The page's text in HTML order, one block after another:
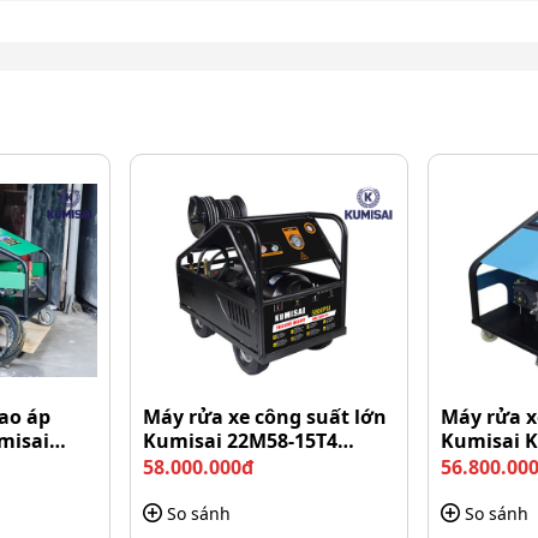
lượng nhẹ, giúp bạn dễ dàng cất gọn trong cốp xe
người dùng thoải mái thao tác bằng một tay mà
áp
Máy rửa xe công suất lớn
Kumisai 22M58-15T4
(15Kw)
58.000.000đ
So sánh
Máy rửa
Kumisai
So sánh